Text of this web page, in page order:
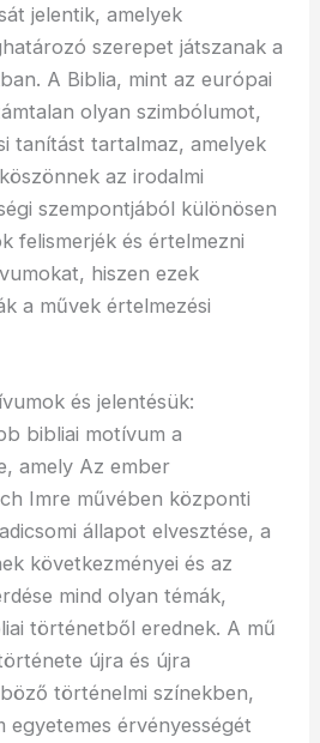
jelentik, amelyek
szerepet játszanak a
A Biblia, mint az európai
olyan szimbólumot,
tanítást tartalmaz, amelyek
az irodalmi
szempontjából különösen
felismerjék és értelmezni
hiszen ezek
a művek értelmezési
és jelentésük:
bibliai motívum a
amely Az ember
Imre művében központi
állapot elvesztése, a
következményei és az
mind olyan témák,
történetből erednek. A mű
újra és újra
történelmi színekben,
egyetemes érvényességét